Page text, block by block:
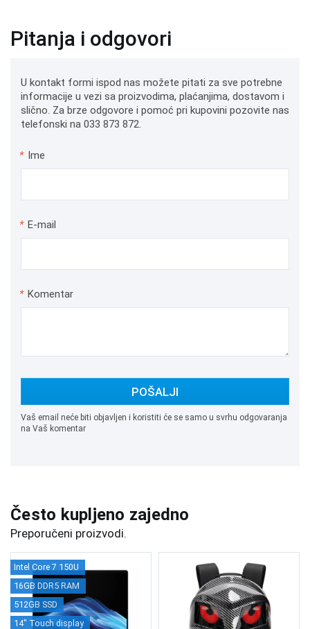
Pitanja i odgovori
U kontakt formi ispod nas možete pitati za sve potrebne
informacije u vezi sa proizvodima, plaćanjima, dostavom i
slično. Za brze odgovore i pomoć pri kupovini pozovite nas
telefonski na 033 873 872.
* Ime
* E-mail
* Komentar
POŠALJI
Vaš email neće biti objavljen i koristiti će se samo u svrhu odgovaranja
na Vaš komentar
Često kupljeno zajedno
Preporučeni proizvodi.
Intel Core 7 150U
16GB DDR5 RAM
512GB SSD
14" Touch display